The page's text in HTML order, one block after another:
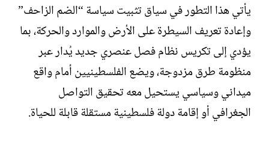
يأتي هذا التطور في سياق تثبيت سياسة “الضم الزاحف”
وإعادة تعريف السيطرة على الأرض والموارد والحركة، بما
يؤدي إلى تكريس نظام فصل عنصري جديد يُدار عبر
منظومة طرق مزدوجة، ويضع الفلسطينيين أمام واقع
ميداني وسياسي يستحيل معه تحقيق التواصل
الجغرافي أو إقامة دولة فلسطينية مستقلة قابلة للحياة.